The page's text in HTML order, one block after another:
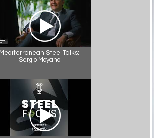
Mediterranean Steel Talks:
Sergio Moyano